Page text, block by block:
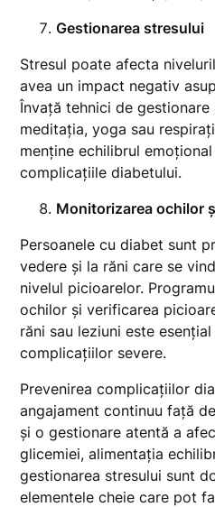
Gestionarea stresului
Stresul poate afecta
avea un impact negativ
Învață tehnici de
meditația, yoga sau
menține echilibrul
complicațiile diabetului.
Monitorizarea ochilor
Persoanele cu diabet sunt
vedere și la răni care se
nivelul picioarelor.
ochilor și verificarea
răni sau leziuni este
complicațiilor severe.
Prevenirea complicațiilor
angajament continuu față
și o gestionare atentă a
glicemiei, alimentația
gestionarea stresului sunt
elementele cheie care pot